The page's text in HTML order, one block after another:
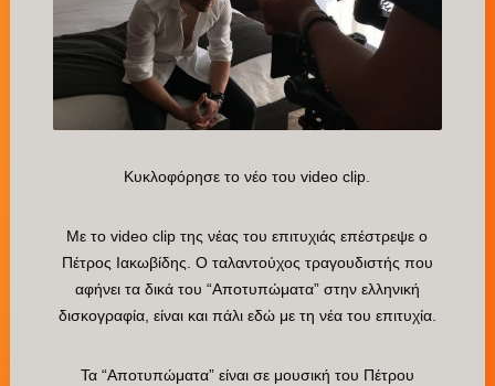
Κυκλοφόρησε το νέο του video clip.
Με το video clip της νέας του επιτυχιάς επέστρεψε ο
Πέτρος Ιακωβίδης. Ο ταλαντούχος τραγουδιστής που
αφήνει τα δικά του “Αποτυπώματα” στην ελληνική
δισκογραφία, είναι και πάλι εδώ με τη νέα του επιτυχία.
Τα “Αποτυπώματα” είναι σε μουσική του Πέτρου